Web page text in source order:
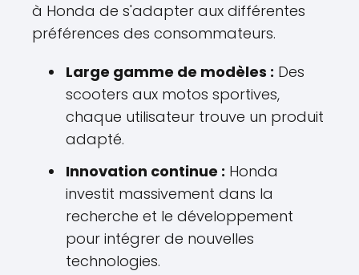
à Honda de s'adapter aux différentes
préférences des consommateurs.
Large gamme de modèles : Des
scooters aux motos sportives,
chaque utilisateur trouve un produit
adapté.
Innovation continue : Honda
investit massivement dans la
recherche et le développement
pour intégrer de nouvelles
technologies.